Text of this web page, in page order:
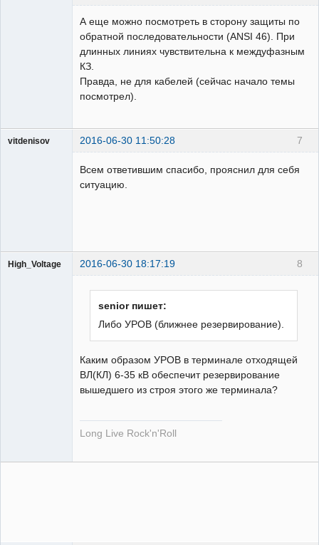
А еще можно посмотреть в сторону защиты по
обратной последовательности (ANSI 46). При
длинных линиях чувствительна к междуфазным
КЗ.
Правда, не для кабелей (сейчас начало темы
посмотрел).
7
vitdenisov 2016-06-30 11:50:28
Всем ответившим спасибо, прояснил для себя
ситуацию.
8
High_Voltage 2016-06-30 18:17:19
senior пишет:
Либо УРОВ (ближнее резервирование).
Каким образом УРОВ в терминале отходящей
ВЛ(КЛ) 6-35 кВ обеспечит резервирование
вышедшего из строя этого же терминала?
Long Live Rock'n'Roll